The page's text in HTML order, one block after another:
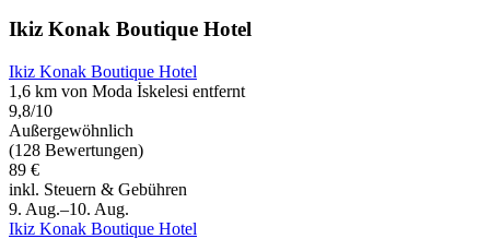
Ikiz Konak Boutique Hotel
Ikiz Konak Boutique Hotel
1,6 km von Moda İskelesi entfernt
9,8/10
Außergewöhnlich
(128 Bewertungen)
89 €
inkl. Steuern & Gebühren
9. Aug.–10. Aug.
Ikiz Konak Boutique Hotel